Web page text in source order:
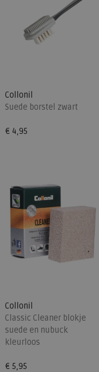
Collonil
Suede borstel zwart
€ 4,95
Collonil
Classic Cleaner blokje
suede en nubuck
kleurloos
€ 5,95